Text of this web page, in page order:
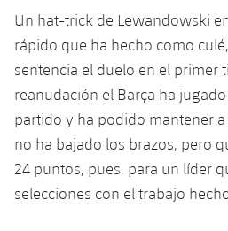
Accesibilidad
Acreditaciones
Instalaciones
SUB8 B
Fotos
Historia
Palmarés
Fotos
Infantil A
Infantil B
Resultados
Clasificaciones
Jugadors
Calendario
Jugadores
Clasificaciones
Actualidad
Juvenil
Cadete
Infantil
Campus Verano
PLUSICON
MÁS
Primer equipo
plusicon
más
Barça Atlètic
plusicon
más
Un hat-trick de Lewandowski
rápido que ha hecho como
sentencia el duelo en el primer
reanudación el Barça ha
partido y ha podido mantener
no ha bajado los brazos, pero
24 puntos, pues, para un líder
selecciones con el trabajo